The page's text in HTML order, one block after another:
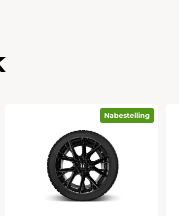
Nabestelling